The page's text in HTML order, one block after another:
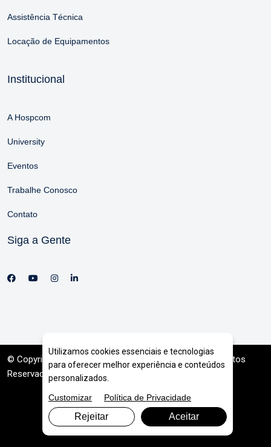
Assistência Técnica
Locação de Equipamentos
Institucional
A Hospcom
University
Eventos
Trabalhe Conosco
Contato
Siga a Gente
© Copyright 2026. DIVIA Marketing Digital . Todos os Direitos
Reservados
Utilizamos cookies essenciais e tecnologias
para oferecer melhor experiência e conteúdos
personalizados.
Customizar
Política de Privacidade
Rejeitar Aceitar